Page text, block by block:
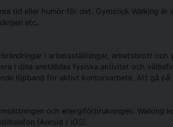
tid eller humör för det. Gymstick Walking
etc.
i arbetsställningar, arbetsbrott och
i dina anställdas fysiska aktivitet och
löpband för aktivt kontorsarbete. Att gå
och energiförbrukningen. Walking
(Anroid / iOS).